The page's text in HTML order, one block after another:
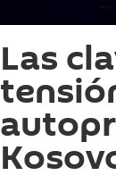
Las